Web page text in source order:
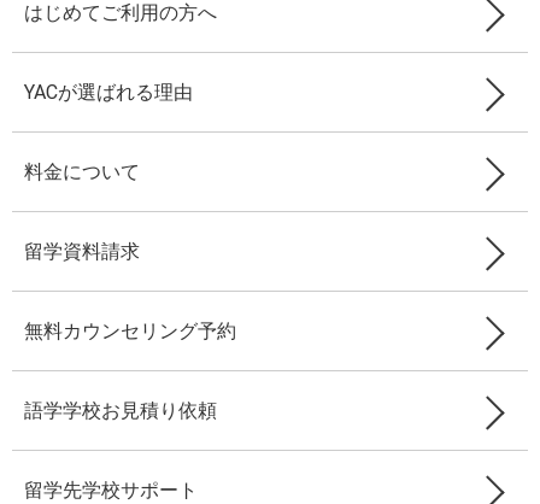
はじめてご利用の方へ
YACが選ばれる理由
料金について
留学資料請求
無料カウンセリング予約
語学学校お見積り依頼
留学先学校サポート